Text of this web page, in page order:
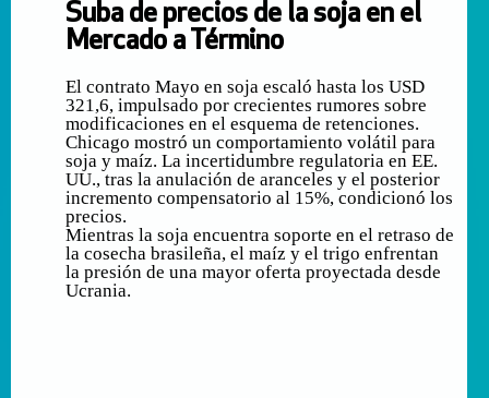
Suba de precios de la soja en el
Mercado a Término
El contrato Mayo en soja escaló hasta los USD
321,6, impulsado por crecientes rumores sobre
modificaciones en el esquema de retenciones.
Chicago mostró un comportamiento volátil para
soja y maíz. La incertidumbre regulatoria en EE.
UU., tras la anulación de aranceles y el posterior
incremento compensatorio al 15%, condicionó los
precios.
Mientras la soja encuentra soporte en el retraso de
la cosecha brasileña, el maíz y el trigo enfrentan
la presión de una mayor oferta proyectada desde
Ucrania.